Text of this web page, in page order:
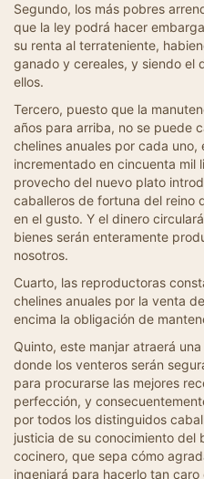
Segundo, los más pobres
que la ley podrá hacer
su renta al terrateniente,
ganado y cereales, y siendo el
ellos.
Tercero, puesto que la
años para arriba, no se puede
chelines anuales por cada uno,
incrementado en cincuenta mil
provecho del nuevo plato
caballeros de fortuna del reino
en el gusto. Y el dinero
bienes serán enteramente
nosotros.
Cuarto, las reproductoras
chelines anuales por la venta
encima la obligación de
Quinto, este manjar atraerá
donde los venteros serán
para procurarse las mejores
perfección, y
por todos los distinguidos
justicia de su conocimiento del
cocinero, que sepa cómo
ingeniará para hacerlo tan